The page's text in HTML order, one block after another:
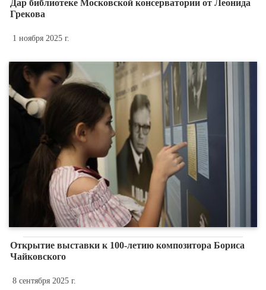
Дар библиотеке Московской консерватории от Леонида
Грекова
1 ноября 2025 г.
Открытие выставки к 100-летию композитора Бориса
Чайковского
8 сентября 2025 г.